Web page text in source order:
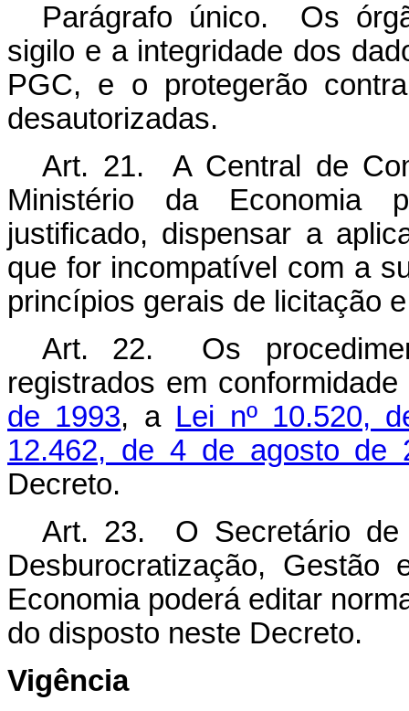
Parágrafo único. Os
sigilo e a integridade dos
PGC, e o protegerão
desautorizadas.
Art. 21. A Central de
Ministério da Economia
justificado, dispensar a
que for incompatível com a
princípios gerais de licitação
Art. 22. Os
registrados em
de 1993, a Lei nº 10.520,
12.462, de 4 de agosto de
Decreto.
Art. 23. O Secretário de
Desburocratização,
Economia poderá editar
do disposto neste Decreto.
Vigência